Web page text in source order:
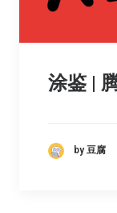
涂鉴 |
by 豆腐